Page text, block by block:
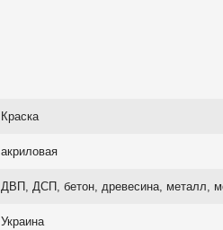
Краска
акриловая
ДВП, ДСП, бетон, древесина, металл,
Украина